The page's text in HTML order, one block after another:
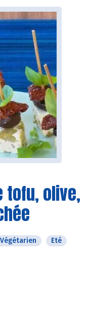
tofu, olive,
Végétarien
Eté